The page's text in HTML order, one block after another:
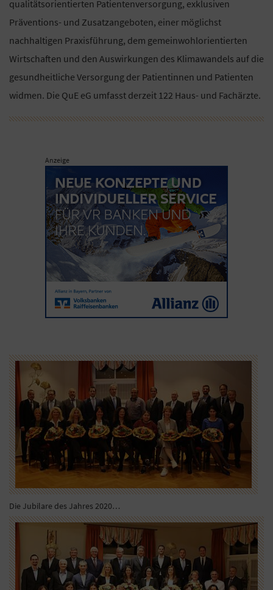
qualitätsorientierten Patientenversorgung, exklusiven
Präventions- und Zusatzangeboten, einer möglichst
nachhaltigen Praxisführung, dem gemeinwohlorientierten
Wirtschaften und den Auswirkungen des Klimawandels auf die
gesundheitliche Versorgung der Patientinnen und Patienten
widmen. Die QuE eG umfasst derzeit 122 Haus- und Fachärzte.
Anzeige
Die Jubilare des Jahres 2020…